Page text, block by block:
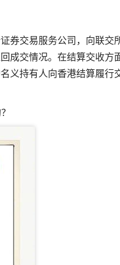
券交易服务公司，向联交
成交情况。在结算交收方面
义持有人向香港结算履行